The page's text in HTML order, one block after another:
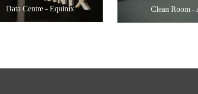
Data Centre - Equinix
Clean Room -